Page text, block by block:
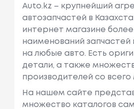
Auto.kz – крупнейший
автозапчастей в
интернет магазине
наименований запчастей
на любые авто. Есть
детали, а также
производителей со всего
На нашем сайте
множество каталогов